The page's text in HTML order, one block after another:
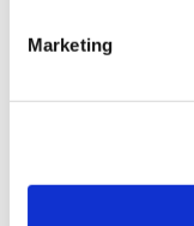
Marketing